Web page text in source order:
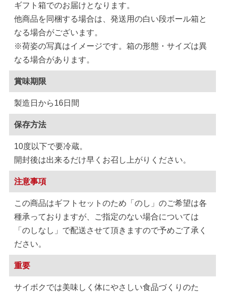
ギフト箱でのお届けとなります。
他商品を同梱する場合は、発送用の白い段ボール箱と
なる場合がございます。
※荷姿の写真はイメージです。箱の形態・サイズは異
なる場合があります。
賞味期限
製造日から16日間
保存方法
10度以下で要冷蔵。
開封後は出来るだけ早くお召し上がりください。
注意事項
この商品はギフトセットのため「のし」のご希望は各
種承っておりますが、ご指定のない場合については
「のしなし」で配送させて頂きますので予めご了承く
ださい。
重要
サイボクでは美味しく体にやさしい食品づくりのた